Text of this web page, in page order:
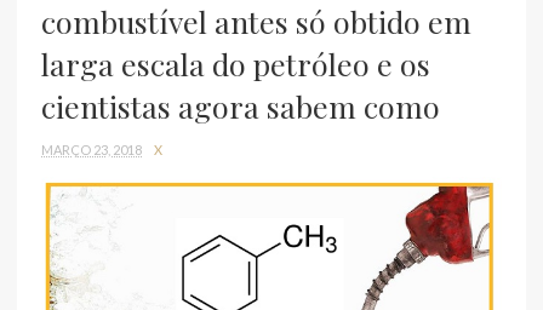
combustível antes só obtido em
larga escala do petróleo e os
cientistas agora sabem como
MARÇO 23, 2018 X